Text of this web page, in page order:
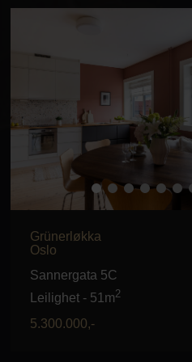
Grünerløkka
Oslo
Sannergata 5C
Leilighet - 51m2
5.300.000,-